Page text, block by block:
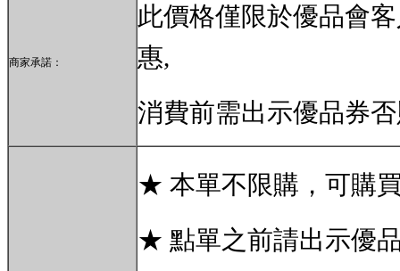
商家承諾：
此價格僅限於優品會
惠,
消費前需出示優品券
★本單不限購，可購
★點單之前請出示優